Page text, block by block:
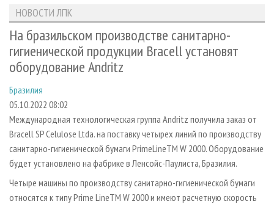
ЛЕСОЗАГОТОВКА
ЛЕСОПИЛЕНИЕ
ДЕРЕВООБРАБОТКА
СУШКА ДРЕВЕСИНЫ
ПРОИЗВОДСТВО ДРЕВЕСНЫХ ПЛИТ
ДЕРЕВЯННОЕ ДОМОСТРОЕНИЕ
ПРОИЗВОДСТВО МЕБЕЛИ
БИОЭНЕРГЕТИКА
ЦБП
ИНСТРУМЕНТ И МАТЕРИАЛЫ
НОВОСТИ ЛПК
НОВОСТИ ЖУРНАЛА
НОВОСТИ КОМПАНИЙ
АНАЛИТИКА
ПРЕДПРИЯТИЯ ЛПК
ЛЕСНЫЕ РЕГИОНЫ РОССИИ
ПЕРСОНЫ
МОБИЛЬНЫЕ ВЫСТАВКИ
ПРИОРИТЕТНЫЕ ИНВЕСТПРОЕКТЫ
RUSSIAN FORESTRY REVIEW
БИБЛИОТЕКА СПЕЦИАЛИСТА
АРХИВ
АРХИВ ЖУРНАЛОВ
СТАТЬИ
О ЖУРНАЛЕ
ПОДПИСКА
КОНТАКТЫ
РЕКЛАМОДАТЕЛЯМ
РЕКЛАМА
РЕКЛАМА НА САЙТЕ
НОВОСТИ ЛПК
На бразильском производстве санитарно-
гигиенической продукции Bracell установят
оборудование Andritz
Бразилия
05.10.2022 08:02
Международная технологическая группа Andritz получила заказ от
Bracell SP Celulose Ltda. на поставку четырех линий по производству
санитарно-гигиенической бумаги PrimeLineTM W 2000. Оборудование
будет установлено на фабрике в Ленсойс-Паулиста, Бразилия.
Четыре машины по производству санитарно-гигиенической бумаги
относятся к типу Prime LineTM W 2000 и имеют расчетную скорость